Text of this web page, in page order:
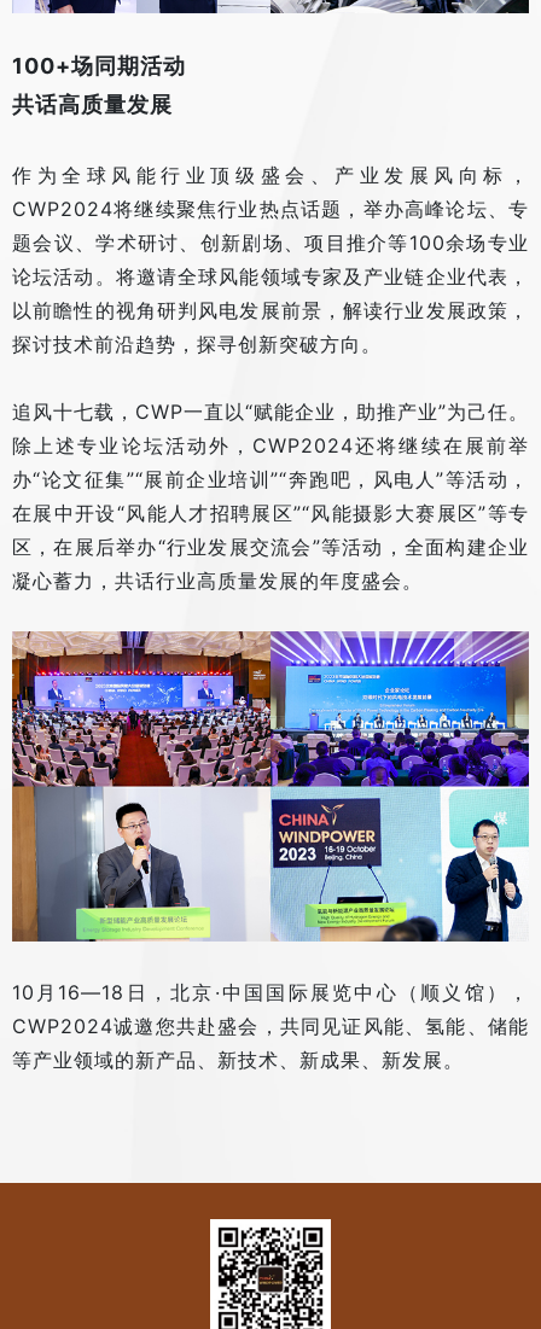
100+场同期活动
共话高质量发展
作为全球风能行业顶级盛会、产业发展风向标，
CWP2024将继续聚焦行业热点话题，举办高峰论坛、专
题会议、学术研讨、创新剧场、项目推介等100余场专业
论坛活动。将邀请全球风能领域专家及产业链企业代表，
以前瞻性的视角研判风电发展前景，解读行业发展政策，
探讨技术前沿趋势，探寻创新突破方向。
追风十七载，CWP一直以“赋能企业，助推产业”为己任。
除上述专业论坛活动外，CWP2024还将继续在展前举
办“论文征集”“展前企业培训”“奔跑吧，风电人”等活动，
在展中开设“风能人才招聘展区”“风能摄影大赛展区”等专
区，在展后举办“行业发展交流会”等活动，全面构建企业
凝心蓄力，共话行业高质量发展的年度盛会。
10月16—18日，北京·中国国际展览中心（顺义馆），
CWP2024诚邀您共赴盛会，共同见证风能、氢能、储能
等产业领域的新产品、新技术、新成果、新发展。